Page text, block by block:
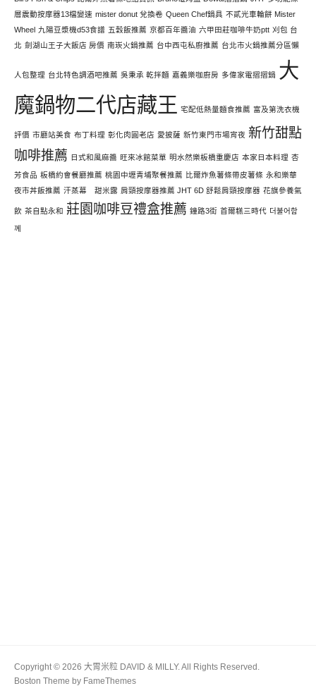
層震動按摩器13檔變速 mister donut 兌換卷 Queen Chef鍋具 不貳光車輪餅 Mister
Wheel 九陽豆漿機d53食譜 五穀飯推薦 京都百年醬油 六甲田莊咖啡牛奶ptt 刈包 台
北 劍湖山王子大飯店 房價 南崁火鍋推薦 台中西屯私廚推薦 台北市火鍋推薦分區懶
人包整理 台北特色調酒吧推薦 吳秉承 乾拌麵 嘉義樂咖廚房 多偉家電摺摺鍋 大
魔鍋物二代店藏王 宅配低熱量麵食推薦 富及第洗衣機
評價 市廳站美食 布丁料理 彰化肉圓老店 愛披薩 新竹東門市場宵夜 新竹甜點
咖啡推薦 日式和風麻醬 旺來冰館菜單 明水然樂板橋重慶店 本家日本料理 杏
芳食品 板橋約會餐廳推薦 桃園中壢青埔聚餐推薦 比爾炸魚薯條帶皮薯條 永和樂華
夜市丼飯推薦 汗蒸幕 甜米露 肩頸按摩器推薦 JHT 6D 舒鬆肩頸按摩器 花旗參養氣
飲 茶自點永和 莊園咖啡豆禮盒推薦 鐘路3街 首爾糕三時代 더불어함
께
Copyright © 2026 大胃米粒 DAVID & MILLY. All Rights Reserved.
Boston Theme by FameThemes